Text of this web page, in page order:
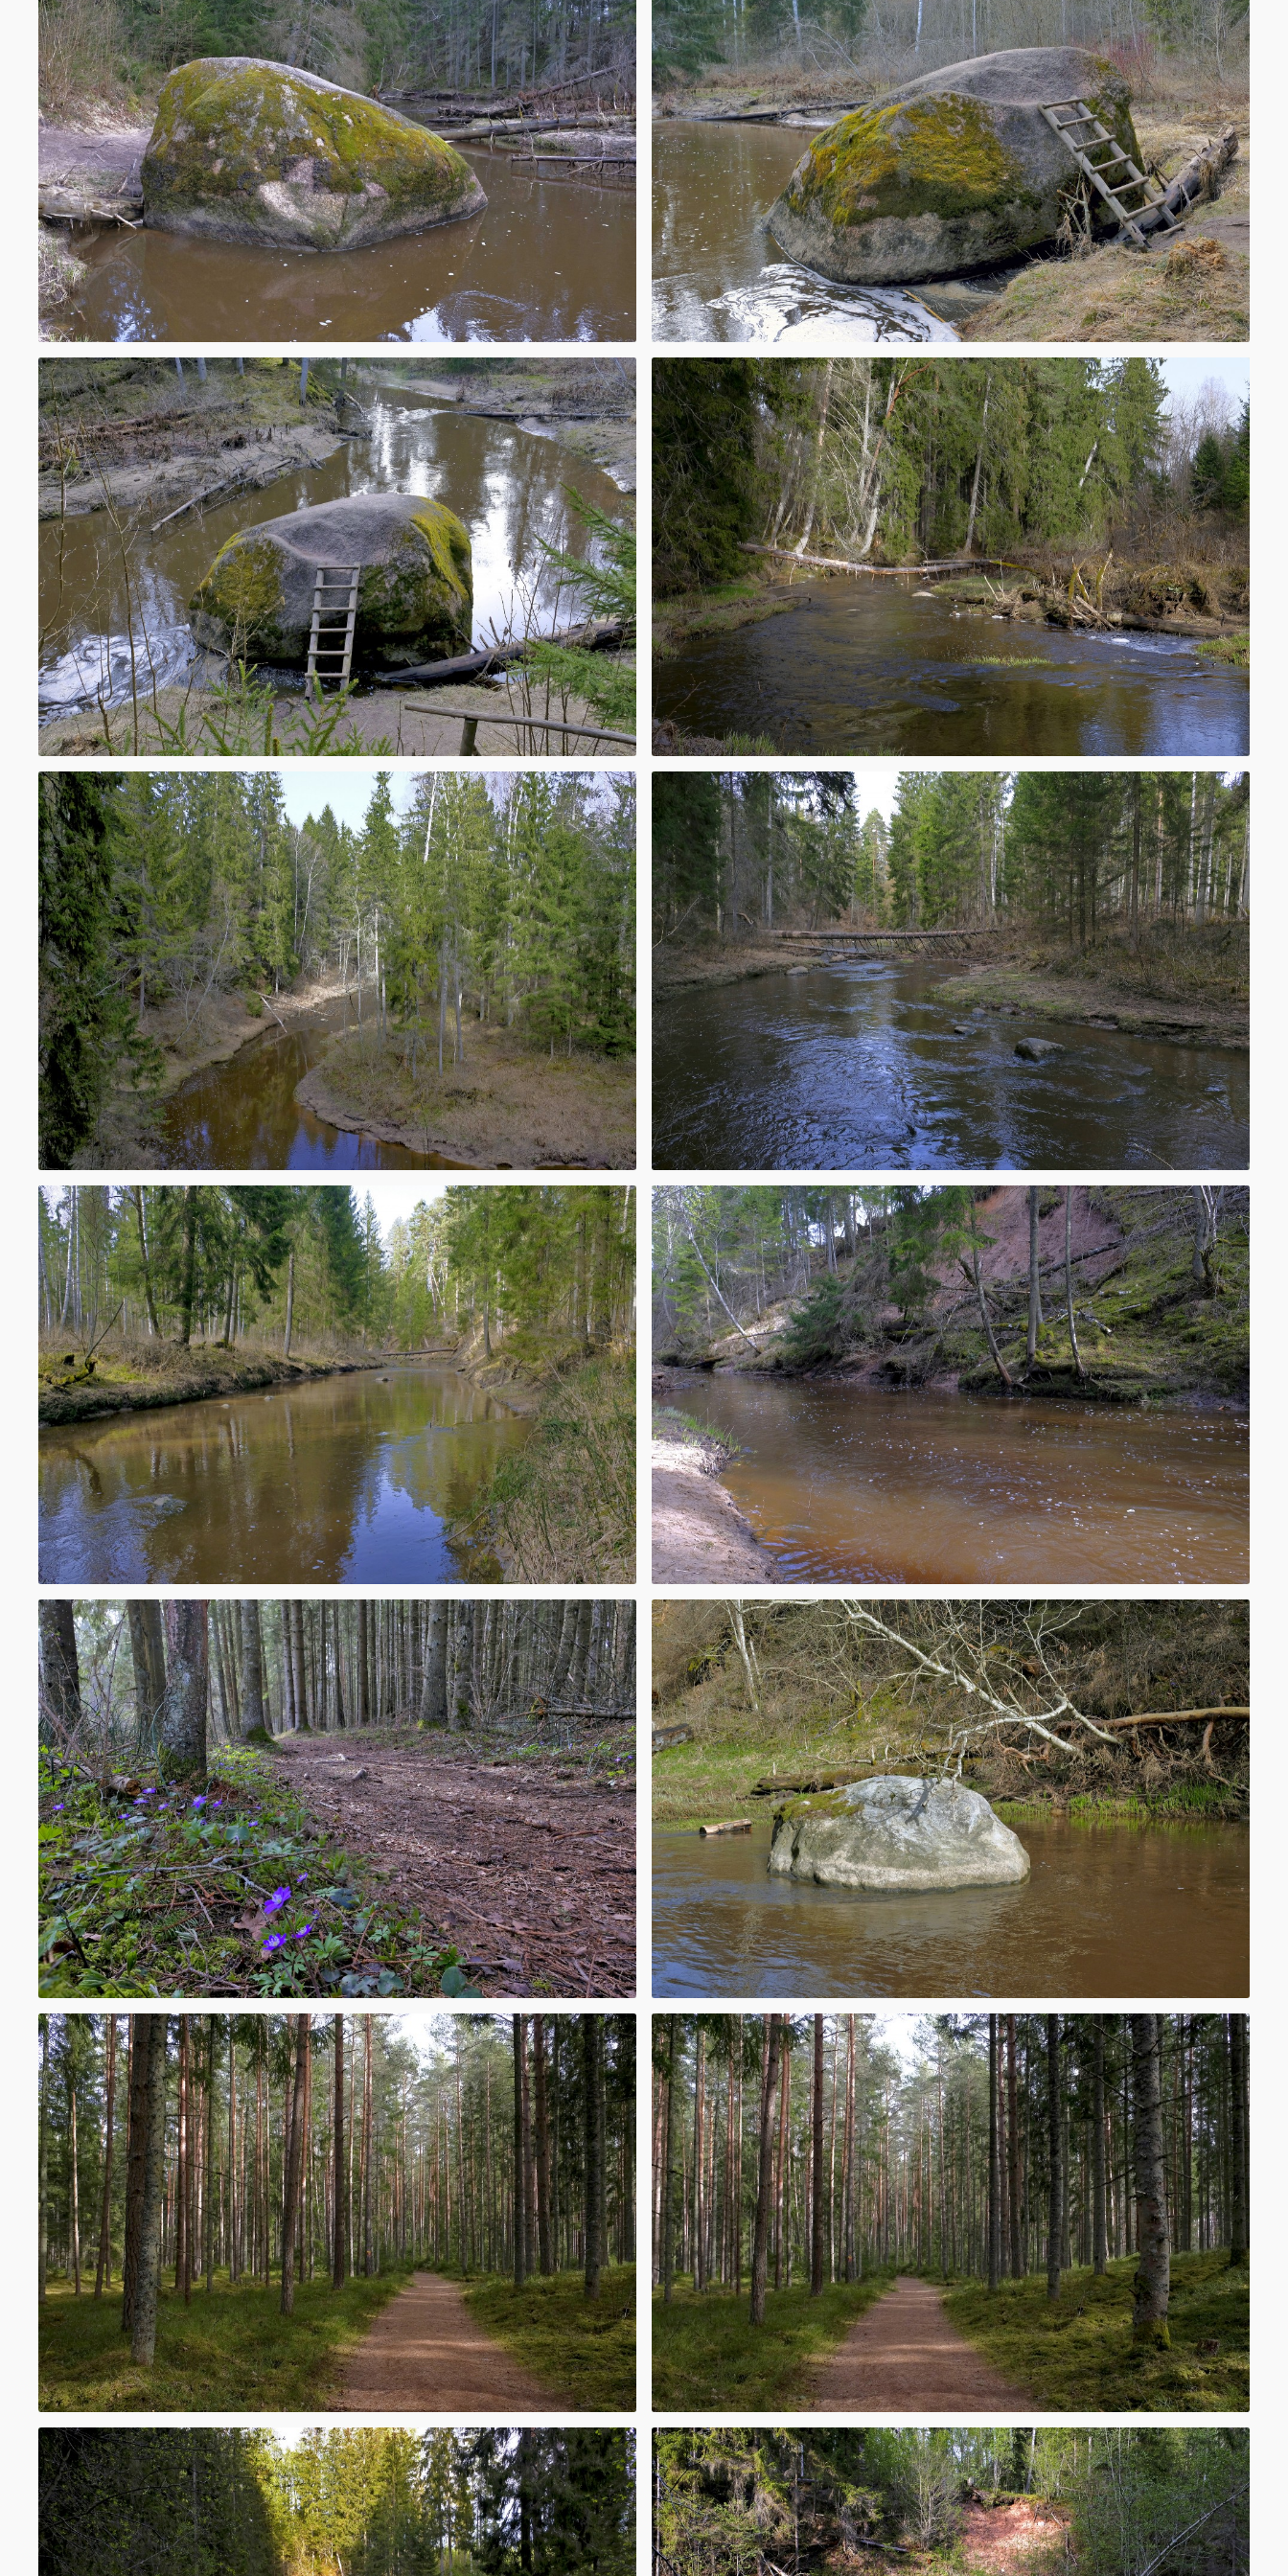
vietas ar spēlēm un ugunskura vietām.
Mitrā laikā vairāki takas posmi var būt slideni, kas rada
grūtības nokāpt/uzkāpt pa stāvajām nogāzēm un
kāpumiem.
www.kurzemesregions.lv
Gleznainajos Viesatas upes krastos tiek piedāvāts izstaigāt
dabas un izziņas taku "Viesatas upesloki" un sarīkot pikniku
dabā. Izstaigājot dabas taku, būs iespēja apskatīt upes
stāvkrastus, 200 gadu vecu priedi, brūno avotiņu, cūku
vannu, bebru māju, mežizstrādes laukumu, melnalkšņu
audzi, dižbērzu, Spuņņakmeni un daudzus citus objektus. Ja
būsiet īpaši vērīgi, varēsiet ieraudzīt arī dažādu sugu
putnus par kuriem informāciju varēsiet atrast takā
izvietotajos stendos. Takas garums vienā virzienā ir 5,1 km,
un to iespējams iziet 3 dažādos variantos. Iespējami gida
pakalpojumi, taču taka ir marķēta un izstaigājama arī bez
pavadoņa palīdzības. Lai izstaigātu visus upes līkumus, būs
nepieciešamas 3–4 stundas.
Kontaktinfomācija
Netālu no "Kraujām", Irlavas pagasts, Tukuma novads
visittukums.lv